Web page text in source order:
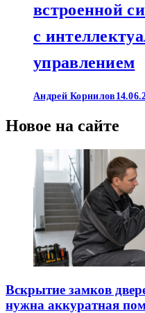
встроенной
с
управлением
Андрей Корнилов
Новое на сайте
Вскрытие замков
нужна аккуратная